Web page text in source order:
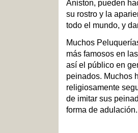
Aniston, pueden
su rostro y la
todo el mundo, y
Muchos
más famosos en
así el público en
peinados. Muchos
religiosamente
de imitar sus
forma de adulación.